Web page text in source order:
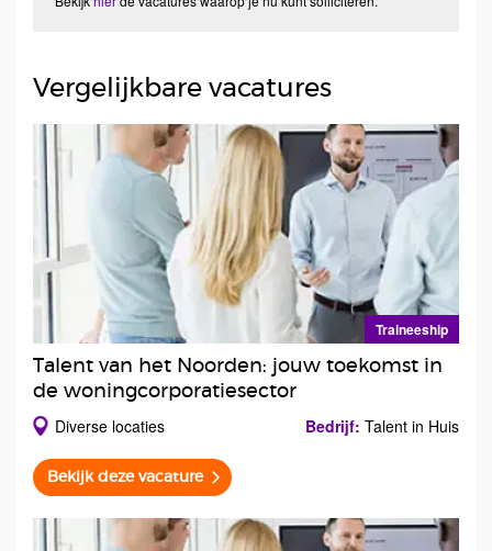
Vergelijkbare vacatures
Traineeship
Talent van het Noorden: jouw toekomst in
de woningcorporatiesector
Diverse locaties Bedrijf: Talent in Huis
Bekijk deze vacature